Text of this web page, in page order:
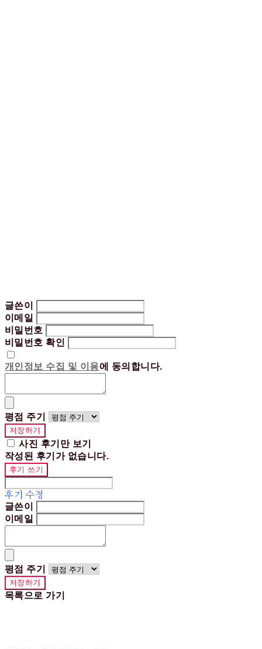
글쓴이
이메일
비밀번호
비밀번호 확인
개인정보 수집 및 이용에 동의합니다.
평점 주기
저장하기
사진 후기만 보기
작성된 후기가 없습니다.
후기 쓰기
후기 수정
글쓴이
이메일
평점 주기
저장하기
목록으로 가기